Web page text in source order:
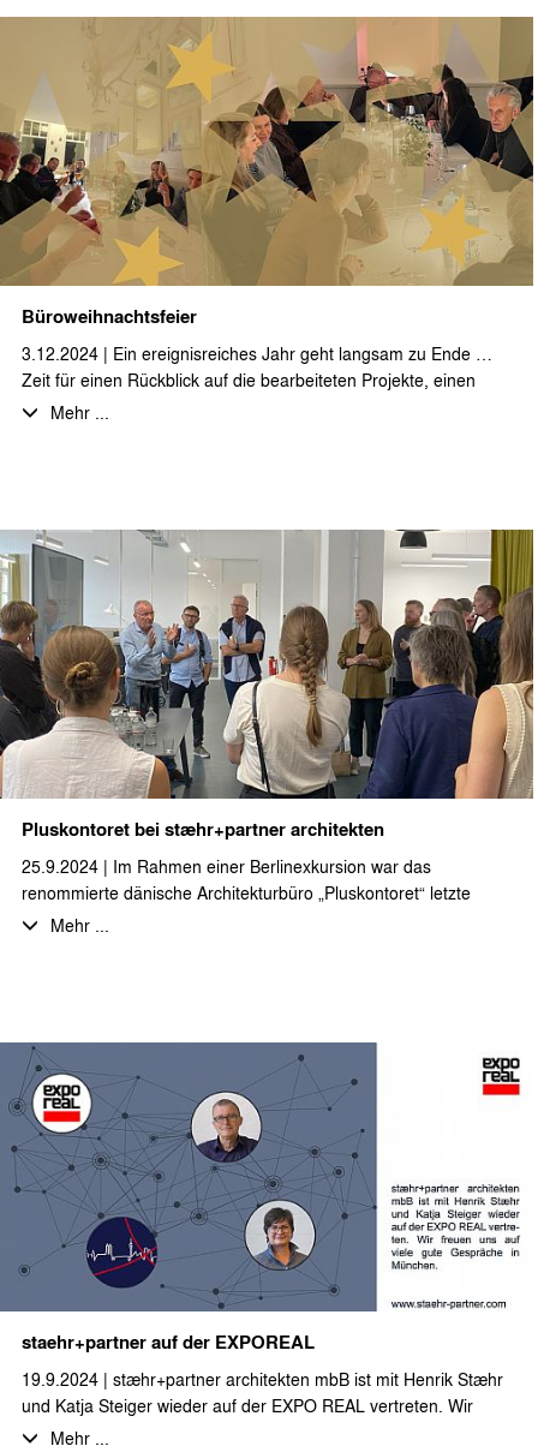
aufbauend als DGNB Consultant, steht Anne Schlebbe allen
interessierten Auftraggebern, Projektbeteiligten und unserem
stæhr+partner architekten Team für alle Fragen des
nachhaltigen Bauens von den ersten Entwurfsphasen bis hin
zum Prozess der Gebäudezertifizierung als kompetente
Ansprechpartnerin zur Verfügung.
Anne Schlebbe ist des Weiteren auch als DGNB
Zertifizierungsexpertin im Netzwerk der DGNB gelistet.
Büroweihnachtsfeier
3.12.2024 | Ein ereignisreiches Jahr geht langsam zu Ende …
Zeit für einen Rückblick auf die bearbeiteten Projekte, einen
Ausblick auf neue Aufgaben und vor allem für einen
und besinnliche Advents- und Weihnachtszeit!
Mehr ...
Pluskontoret bei stæhr+partner architekten
25.9.2024 | Im Rahmen einer Berlinexkursion war das
renommierte dänische Architekturbüro „Pluskontoret“ letzte
Woche zu Besuch bei stæhr+partner architekten.
Der Austausch anhand von gebauten Beispielen in Berlin war für
alle Beteiligten interessant und lehrreich… und hat viel Spaß
gemacht!
Mehr ...
staehr+partner auf der EXPOREAL
19.9.2024 | stæhr+partner architekten mbB ist mit Henrik Stæhr
und Katja Steiger wieder auf der EXPO REAL vertreten. Wir
freuen uns auf viele gute Gespräche in München.
Mehr ...